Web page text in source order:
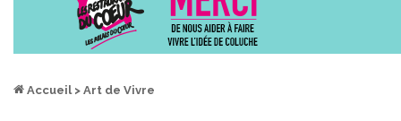
Accueil > Art de Vivre